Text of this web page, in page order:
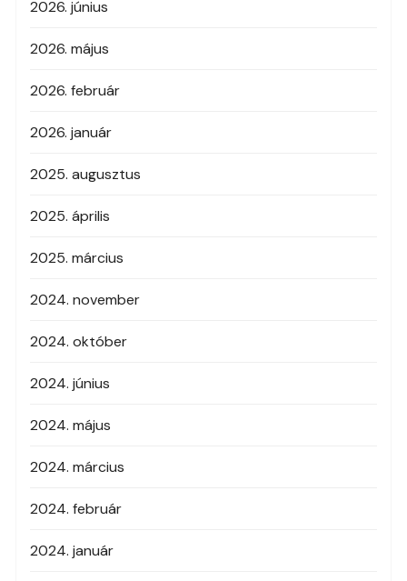
2026. június
2026. május
2026. február
2026. január
2025. augusztus
2025. április
2025. március
2024. november
2024. október
2024. június
2024. május
2024. március
2024. február
2024. január